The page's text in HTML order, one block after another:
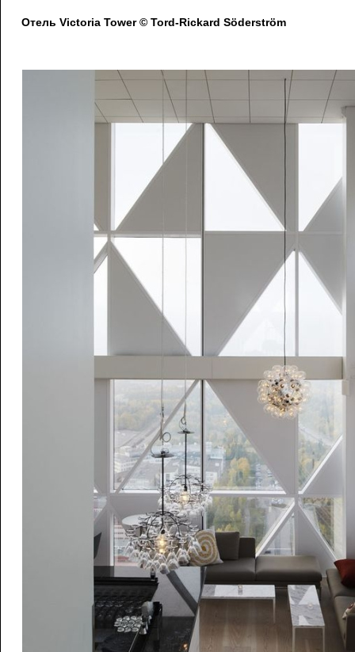
Отель Victoria Tower © Tord-Rickard Söderström